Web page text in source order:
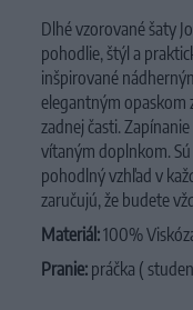
Dlhé vzorované šaty
pohodlie, štýl a
inšpirované
elegantným opaskom
zadnej časti.
vítaným doplnkom.
pohodlný vzhľad v
zaručujú, že budete
Materiál:100%
Pranie: práčka (